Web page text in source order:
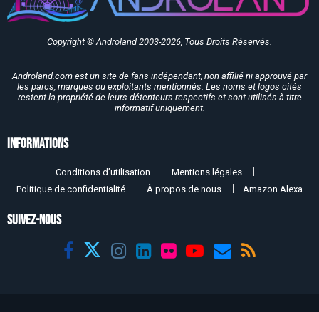
Copyright © Androland 2003-2026, Tous Droits Réservés.
Androland.com est un site de fans indépendant, non affilié ni approuvé par
les parcs, marques ou exploitants mentionnés. Les noms et logos cités
restent la propriété de leurs détenteurs respectifs et sont utilisés à titre
informatif uniquement.
Informations
Conditions d’utilisation
Mentions légales
Politique de confidentialité
À propos de nous Amazon Alexa
SUIVEZ-NOUS